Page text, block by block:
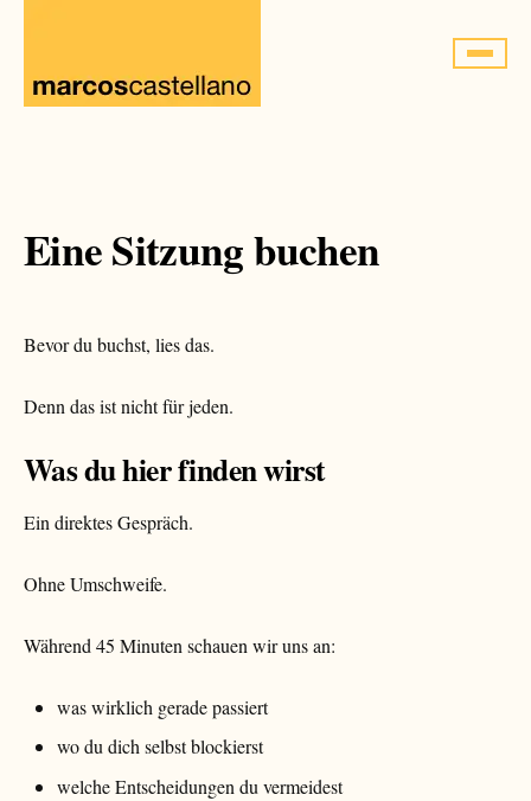
contenido
Eine Sitzung buchen
Bevor du buchst, lies das.
Denn das ist nicht für jeden.
Was du hier finden wirst
Ein direktes Gespräch.
Ohne Umschweife.
Während 45 Minuten schauen wir uns an:
was wirklich gerade passiert
wo du dich selbst blockierst
welche Entscheidungen du vermeidest